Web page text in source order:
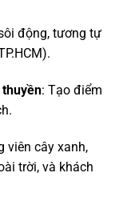
động, tương tự
: Tạo điểm
viên cây xanh,
trời, và khách